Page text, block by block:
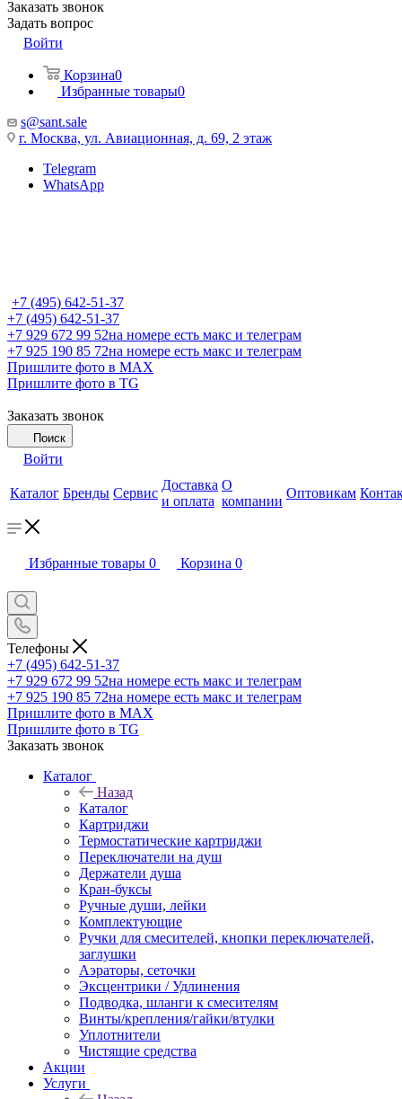
Заказать звонок
Задать вопрос
Войти
Корзина0
Избранные товары0
s@sant.sale
г. Москва, ул. Авиационная, д. 69, 2 этаж
Telegram
WhatsApp
+7 (495) 642-51-37
+7 (495) 642-51-37
+7 929 672 99 52на номере есть макс и телеграм
+7 925 190 85 72на номере есть макс и телеграм
Пришлите фото в MAX
Пришлите фото в TG
Заказать звонок
Поиск
Войти
Каталог Бренды Сервис
Доставка
и оплата
О
компании
Оптовикам
Избранные товары 0 Корзина 0
Телефоны
+7 (495) 642-51-37
+7 929 672 99 52на номере есть макс и телеграм
+7 925 190 85 72на номере есть макс и телеграм
Пришлите фото в MAX
Пришлите фото в TG
Заказать звонок
Каталог
Назад
Каталог
Картриджи
Термостатические картриджи
Переключатели на душ
Держатели душа
Кран-буксы
Ручные души, лейки
Комплектующие
Ручки для смесителей, кнопки переключателей,
заглушки
Аэраторы, сеточки
Эксцентрики / Удлинения
Подводка, шланги к смесителям
Винты/крепления/гайки/втулки
Уплотнители
Чистящие средства
Акции
Услуги